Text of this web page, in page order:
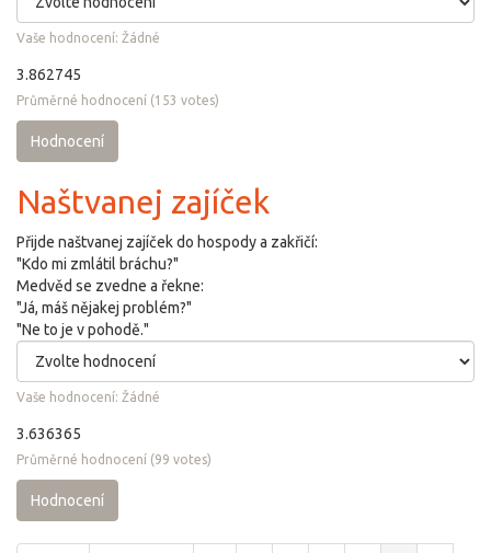
Vaše hodnocení: Žádné
3.862745
Průměrné hodnocení (153 votes)
Hodnocení
Naštvanej zajíček
Přijde naštvanej zajíček do hospody a zakřičí:
"Kdo mi zmlátil bráchu?"
Medvěd se zvedne a řekne:
"Já, máš nějakej problém?"
"Ne to je v pohodě."
Vaše hodnocení: Žádné
3.636365
Průměrné hodnocení (99 votes)
Hodnocení